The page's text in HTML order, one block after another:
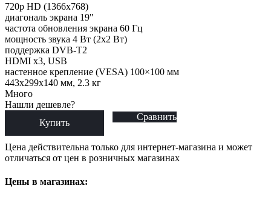
720p HD (1366x768)
диагональ экрана 19"
частота обновления экрана 60 Гц
мощность звука 4 Вт (2х2 Вт)
поддержка DVB-T2
HDMI x3, USB
настенное крепление (VESA) 100×100 мм
443x299x140 мм, 2.3 кг
Много
Нашли дешевле?
Купить
Сравнить
Цена действительна только для интернет-магазина и может
отличаться от цен в розничных магазинах
Цены в магазинах: